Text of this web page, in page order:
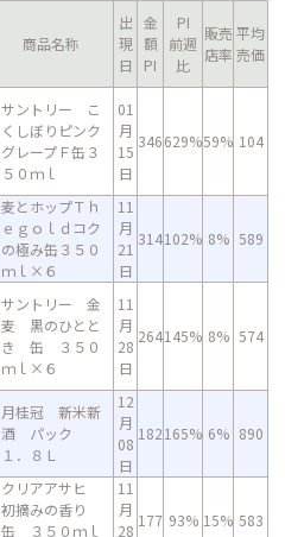
商品名称
出
現
日
金
額
PI
PI
前週
比
販売
店率
平均
売価
サントリー こ
くしぼりピンク
グレープＦ缶３
５０ｍｌ
01
月
15
日
346629%59% 104
麦とホップＴｈ
ｅｇｏｌｄコク
の極み缶３５０
ｍｌ×６
11
月
21
日
314102% 8% 589
サントリー 金
麦 黒のひとと
き 缶 ３５０
ｍｌ×６
11
月
28
日
264145% 8% 574
月桂冠 新米新
酒 パック
１．８Ｌ
12
月
08
日
182165% 6% 890
クリアアサヒ
初摘みの香り
缶 ３５０ｍｌ
11
月
28
177 93% 15% 583